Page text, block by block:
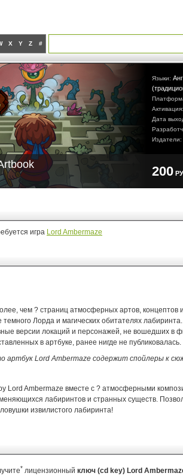
X Y Z #
Языки:
Активация:
Дата
Издатели:
200
игра Lord Ambermaze
чем ? страниц атмосферных артов, концептов и
Лорда и магических обитателях
версии локаций и персонажей, не вошедших в
в артбуке, ранее нигде не публиковалась.
Lord Ambermaze содержит спойлеры к
Lord Ambermaze вместе с ? атмосферными
лабиринтов и странных существ.
извилистого лабиринта!
* лицензионный ключ (cd key) Lord